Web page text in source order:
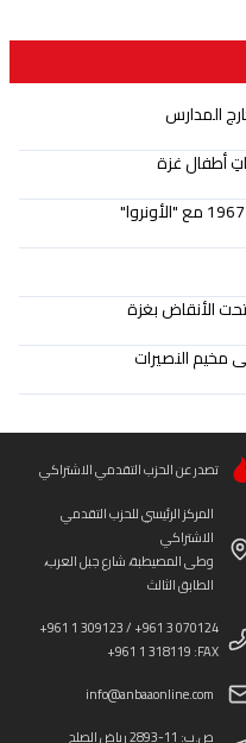
أطفال غزة
الأنقاض بغزة
تصدر عن الحزب التقدمي الاشتراكي
المركز الرئيسي للحزب التقدمي
الاشتراكي
وطى المصيطبة، شارع جبل العرب،
الطابق الثالث
+961 1 309123 / +961 3 070124
+961 1 318119 :FAX
info@anbaaonline.com
ص.ب: 11-2893 رياض الصلح